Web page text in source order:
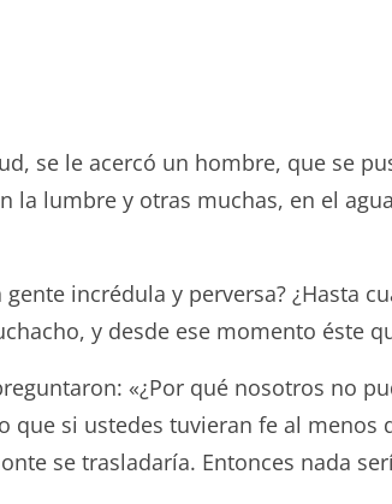
se le acercó un hombre, que se
la lumbre y otras muchas, en el
incrédula y perversa? ¿Hasta
y desde ese momento éste
«¿Por qué nosotros no
que si ustedes tuvieran fe al
se trasladaría. Entonces nada